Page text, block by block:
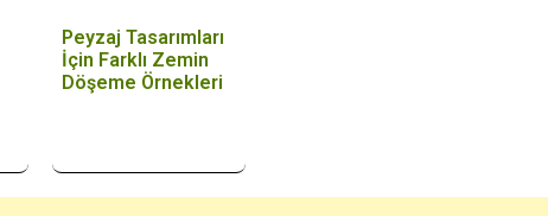
Peyzaj Tasarımları
İçin Farklı Zemin
Döşeme Örnekleri